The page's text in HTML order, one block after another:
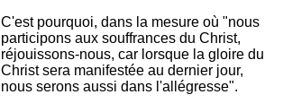
C'est pourquoi, dans la mesure où "nous
participons aux souffrances du Christ,
réjouissons-nous, car lorsque la gloire du
Christ sera manifestée au dernier jour,
nous serons aussi dans l'allégresse".